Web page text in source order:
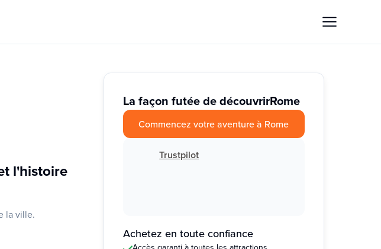
l'histoire
la ville.
La façon futée de découvrirRome
Commencez votre aventure à Rome
Trustpilot
Achetez en toute confiance